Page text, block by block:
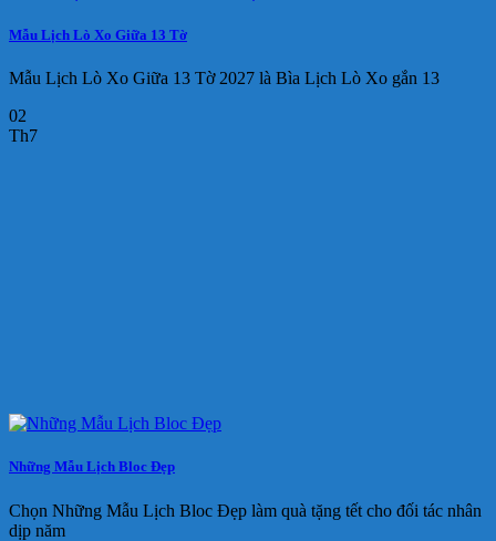
Mẫu Lịch Lò Xo Giữa 13 Tờ
Mẫu Lịch Lò Xo Giữa 13 Tờ 2027 là Bìa Lịch Lò Xo gắn 13
02
Th7
Những Mẫu Lịch Bloc Đẹp
Chọn Những Mẫu Lịch Bloc Đẹp làm quà tặng tết cho đối tác nhân
dịp năm